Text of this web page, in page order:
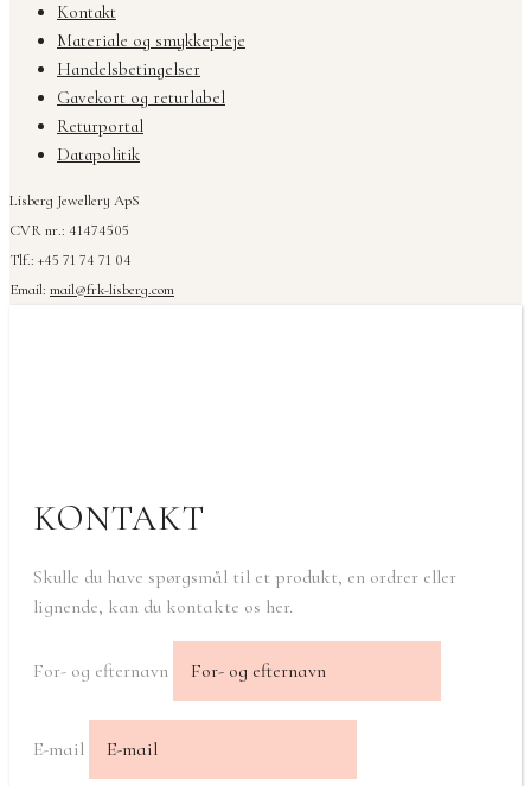
Kontakt
Materiale og smykkepleje
Handelsbetingelser
Gavekort og returlabel
Returportal
Datapolitik
Lisberg Jewellery ApS
CVR nr.: 41474505
Tlf.: +45 71 74 71 04
Email: mail@frk-lisberg.com
KONTAKT
Skulle du have spørgsmål til et produkt, en ordrer eller
lignende, kan du kontakte os her.
For- og efternavn
E-mail